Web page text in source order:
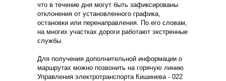
что в течение дня могут быть зафиксированы
отклонения от установленного графика,
остановки или перенаправления. По его словам,
на многих участках дороги работают экстренные
службы.
Для получения дополнительной информации о
маршрутах можно позвонить на горячую линию
Управления электротранспорта Кишинева - 022